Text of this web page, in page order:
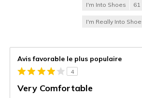
I'm Into Shoes 61
I'm Really Into
Avis favorable le plus populaire
4
Very Comfortable